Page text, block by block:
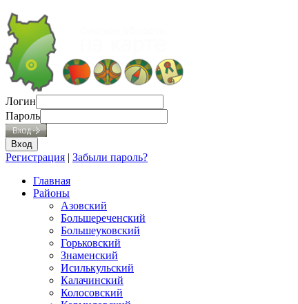
Логин
Пароль
Регистрация | Забыли пароль?
Главная
Районы
Азовский
Большереченский
Большеуковский
Горьковский
Знаменский
Исилькульский
Калачинский
Колосовский